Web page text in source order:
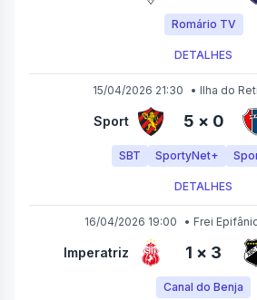
Romário TV
DETALHES
15/04/2026 21:30 • Ilha do
Sport 5 × 0
SBT SportyNet+
DETALHES
16/04/2026 19:00 • Frei
Imperatriz 1 × 3
Canal do Benja